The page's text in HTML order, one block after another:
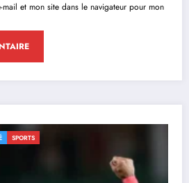
et mon site dans le navigateur pour mon